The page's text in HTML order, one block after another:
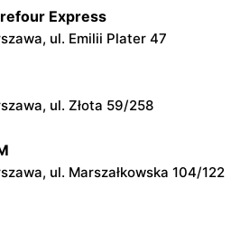
31C
Leśna, ul. Gołębia 26
Dwór Mazowiecki, ul. Warszawska
Express
ul. Emilii Plater 47
ul. Złota 59/258
ul. Marszałkowska 104/122